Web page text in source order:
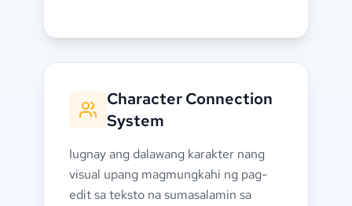
iyong kuwentong isinulat.
Character Connection
System
Iugnay ang dalawang karakter nang
visual upang magmungkahi ng pag-
edit sa teksto na sumasalamin sa